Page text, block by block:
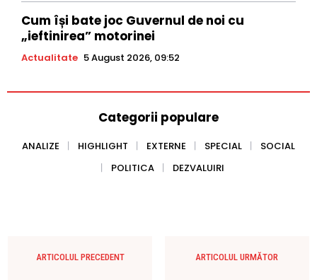
Cum își bate joc Guvernul de noi cu
„ieftinirea” motorinei
Actualitate 5 August 2026, 09:52
Categorii populare
ANALIZE HIGHLIGHT EXTERNE SPECIAL
SOCIAL
POLITICA
DEZVALUIRI
ARTICOLUL PRECEDENT ARTICOLUL URMĂTOR